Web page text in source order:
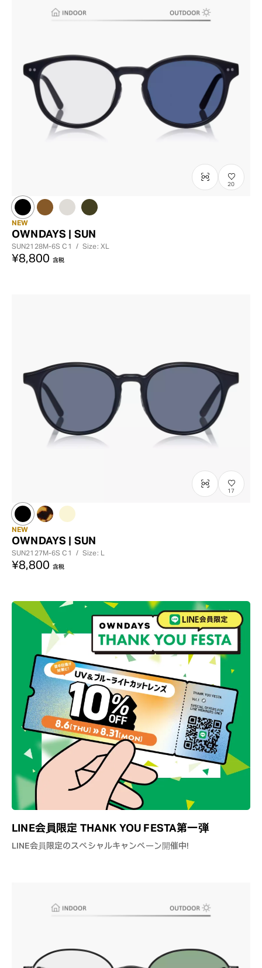
LINE会員限定 THANK YOU FESTA第一弾
LINE会員限定のスペシャルキャンペーン開催中！
20
NEW
OWNDAYS | SUN
SUN2128M-6SC1 / Size: XL
¥8,800 含税
17
NEW
OWNDAYS | SUN
SUN2127M-6SC1 / Size: L
¥8,800 含税